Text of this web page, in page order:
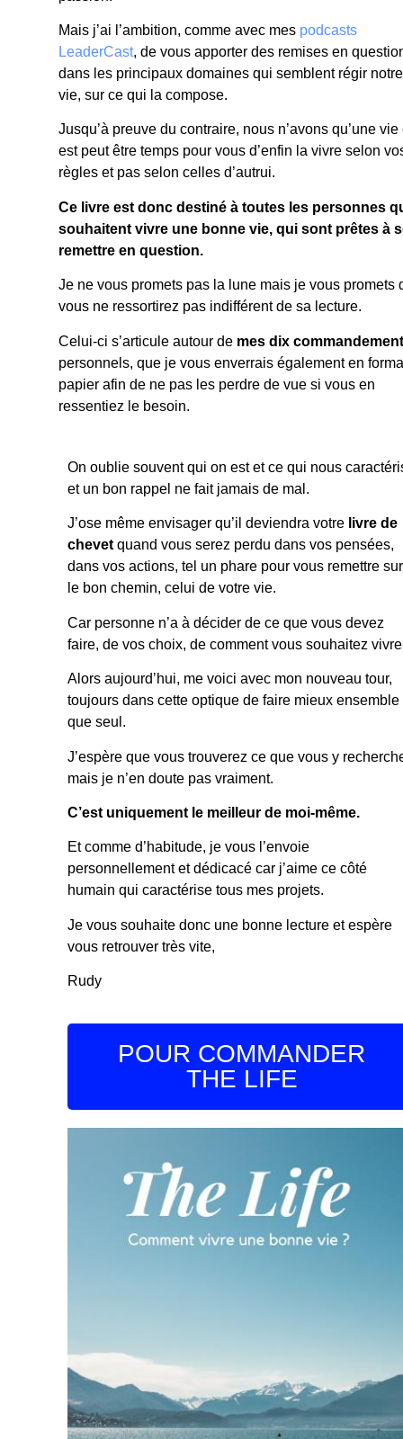
Mais j’ai l’ambition, comme avec mes podcasts
LeaderCast, de vous apporter des remises en
dans les principaux domaines qui semblent régir notre
vie, sur ce qui la compose.
Jusqu’à preuve du contraire, nous n’avons qu’une vie
est peut être temps pour vous d’enfin la vivre selon
règles et pas selon celles d’autrui.
Ce livre est donc destiné à toutes les personnes
souhaitent vivre une bonne vie, qui sont prêtes à
remettre en question.
Je ne vous promets pas la lune mais je vous promets
vous ne ressortirez pas indifférent de sa lecture.
Celui-ci s’articule autour de mes dix
personnels, que je vous enverrais également en
papier afin de ne pas les perdre de vue si vous en
ressentiez le besoin.
On oublie souvent qui on est et ce qui nous
et un bon rappel ne fait jamais de mal.
J’ose même envisager qu’il deviendra votre livre de
chevetquand vous serez perdu dans vos pensées,
dans vos actions, tel un phare pour vous remettre sur
le bon chemin, celui de votre vie.
Car personne n’a à décider de ce que vous devez
faire, de vos choix, de comment vous souhaitez
Alors aujourd’hui, me voici avec mon nouveau tour,
toujours dans cette optique de faire mieux ensemble
que seul.
J’espère que vous trouverez ce que vous y
mais je n’en doute pas vraiment.
C’est uniquement le meilleur de moi-même.
Et comme d’habitude, je vous l’envoie
personnellement et dédicacé car j’aime ce côté
humain qui caractérise tous mes projets.
Je vous souhaite donc une bonne lecture et espère
vous retrouver très vite,
Rudy
POUR COMMANDER
THE LIFE